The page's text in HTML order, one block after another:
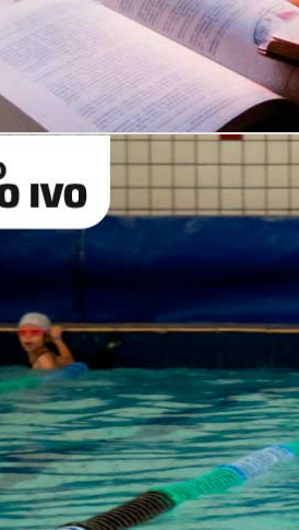
FUNDAMENTAL
Reduzidas
NOVOS
em Contato